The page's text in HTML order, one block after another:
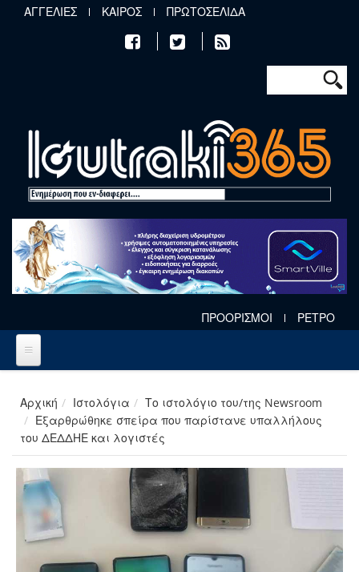
Παράκαμψη προς το κυρίως περιεχόμενο
ΑΓΓΕΛΙΕΣ ΚΑΙΡΟΣ ΠΡΩΤΟΣΕΛΙΔΑ
Φόρμα
Αναζήτηση
ΠΡΟΟΡΙΣΜΟΙ ΡΕΤΡΟ
Αρχική Ιστολόγια
Το ιστολόγιο του/της Newsroom
Εξαρθρώθηκε σπείρα που παρίστανε υπαλλήλους
του ΔΕΔΔΗΕ και λογιστές